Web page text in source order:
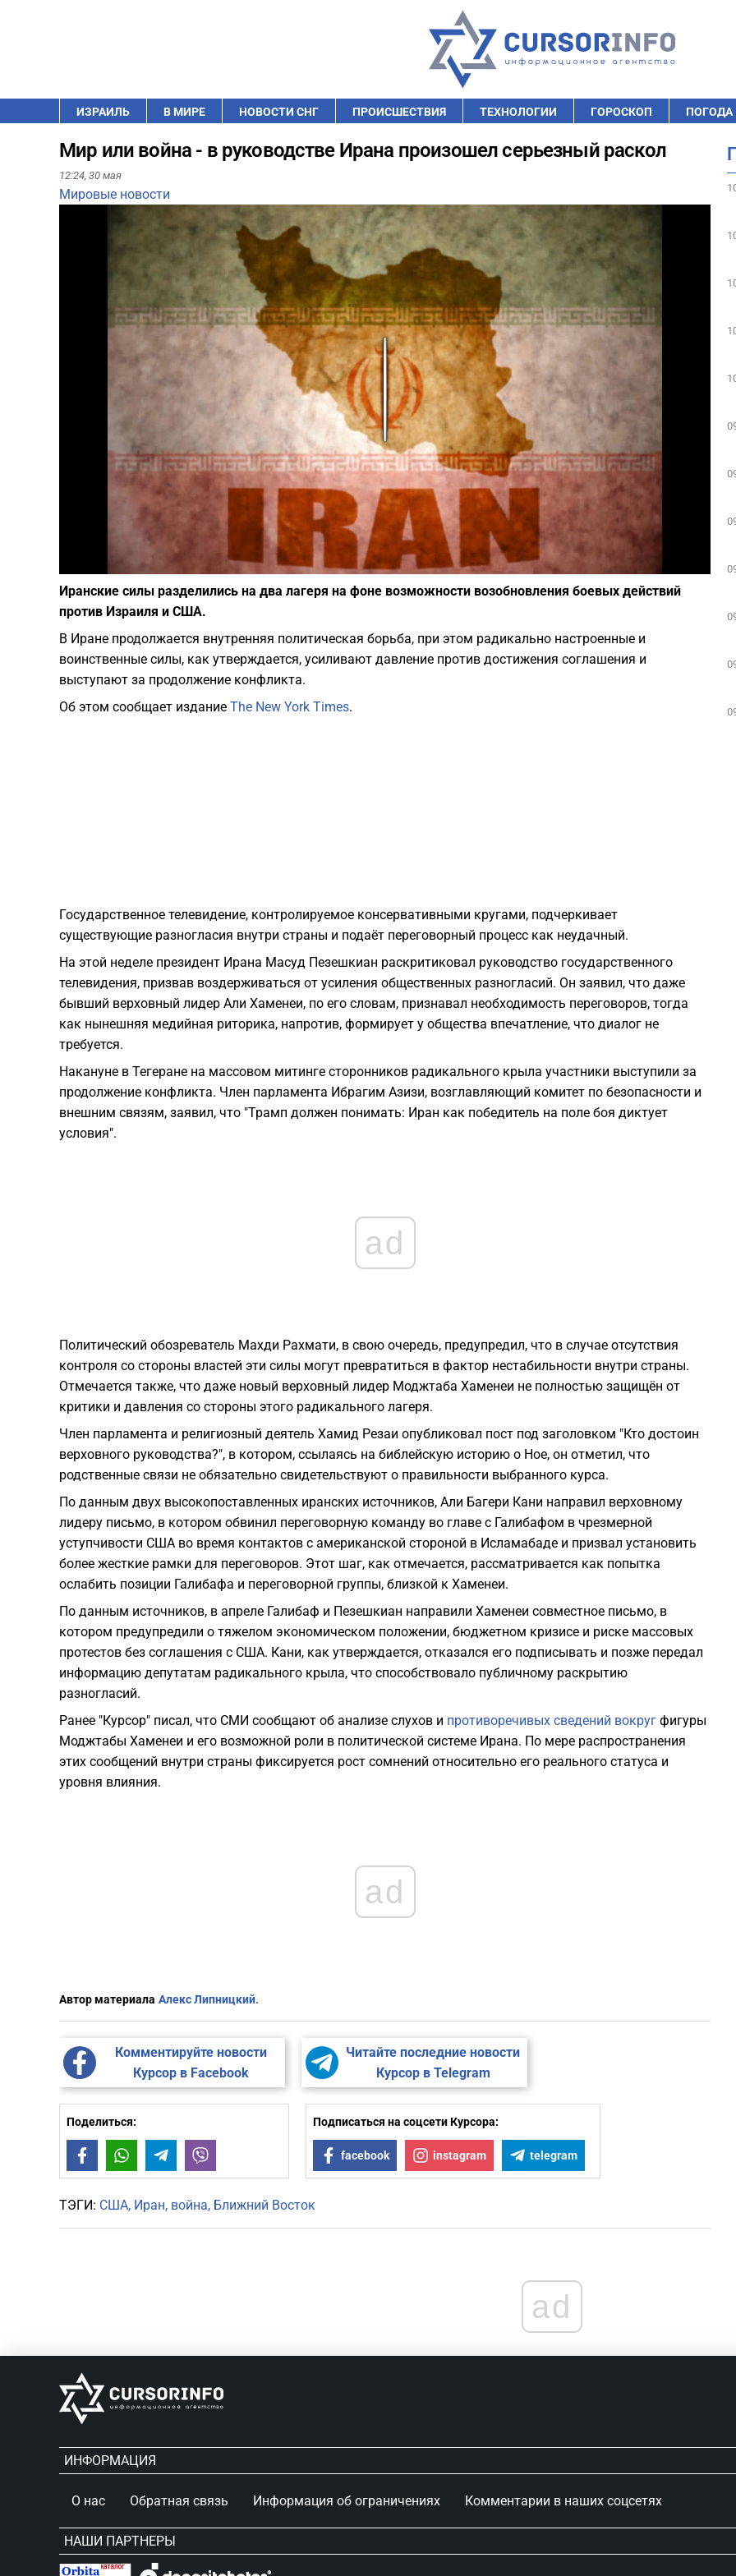
ИЗРАИЛЬ В МИРЕ НОВОСТИ СНГ ПРОИСШЕСТВИЯ ТЕХНОЛОГИИ ГОРОСКОП ПОГОДА
Мир или война - в руководстве Ирана произошел серьезный раскол
12:24, 30 мая
Мировые новости
Play
Иранские силы разделились на два лагеря на фоне возможности возобновления боевых действий
против Израиля и США.
В Иране продолжается внутренняя политическая борьба, при этом радикально настроенные и
воинственные силы, как утверждается, усиливают давление против достижения соглашения и
выступают за продолжение конфликта.
Об этом сообщает издание The New York Times.
Государственное телевидение, контролируемое консервативными кругами, подчеркивает
существующие разногласия внутри страны и подаёт переговорный процесс как неудачный.
На этой неделе президент Ирана Масуд Пезешкиан раскритиковал руководство государственного
телевидения, призвав воздерживаться от усиления общественных разногласий. Он заявил, что даже
бывший верховный лидер Али Хаменеи, по его словам, признавал необходимость переговоров, тогда
как нынешняя медийная риторика, напротив, формирует у общества впечатление, что диалог не
требуется.
Накануне в Тегеране на массовом митинге сторонников радикального крыла участники выступили за
продолжение конфликта. Член парламента Ибрагим Азизи, возглавляющий комитет по безопасности и
внешним связям, заявил, что "Трамп должен понимать: Иран как победитель на поле боя диктует
условия".
ad
Политический обозреватель Махди Рахмати, в свою очередь, предупредил, что в случае отсутствия
контроля со стороны властей эти силы могут превратиться в фактор нестабильности внутри страны.
Отмечается также, что даже новый верховный лидер Моджтаба Хаменеи не полностью защищён от
критики и давления со стороны этого радикального лагеря.
Член парламента и религиозный деятель Хамид Резаи опубликовал пост под заголовком "Кто достоин
верховного руководства?", в котором, ссылаясь на библейскую историю о Ное, он отметил, что
родственные связи не обязательно свидетельствуют о правильности выбранного курса.
По данным двух высокопоставленных иранских источников, Али Багери Кани направил верховному
лидеру письмо, в котором обвинил переговорную команду во главе с Галибафом в чрезмерной
уступчивости США во время контактов с американской стороной в Исламабаде и призвал установить
более жесткие рамки для переговоров. Этот шаг, как отмечается, рассматривается как попытка
ослабить позиции Галибафа и переговорной группы, близкой к Хаменеи.
По данным источников, в апреле Галибаф и Пезешкиан направили Хаменеи совместное письмо, в
котором предупредили о тяжелом экономическом положении, бюджетном кризисе и риске массовых
протестов без соглашения с США. Кани, как утверждается, отказался его подписывать и позже передал
информацию депутатам радикального крыла, что способствовало публичному раскрытию
разногласий.
Ранее "Курсор" писал, что СМИ сообщают об анализе слухов и противоречивых сведений вокруг фигуры
Моджтабы Хаменеи и его возможной роли в политической системе Ирана. По мере распространения
этих сообщений внутри страны фиксируется рост сомнений относительно его реального статуса и
уровня влияния.
ad
Автор материала Алекс Липницкий.
Комментируйте новости
Курсор в Facebook
Читайте последние новости
Курсор в Telegram
Поделиться:
FacebookWhatsAppTelegram
Подписаться на соцсети Курсора:
facebook instagram telegram
ТЭГИ: США Иран война Ближний Восток
Почему женщины издают звуки
во время интимной близости?
ad